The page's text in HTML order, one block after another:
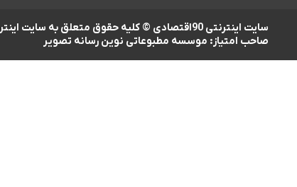
سایت اینترنتی 90اقتصادی © کلیه حقوق متعلق به سایت اینترنتی 90اقتصادی است
صاحب امتیاز: موسسه مطبوعاتی نوین رسانه تصویر